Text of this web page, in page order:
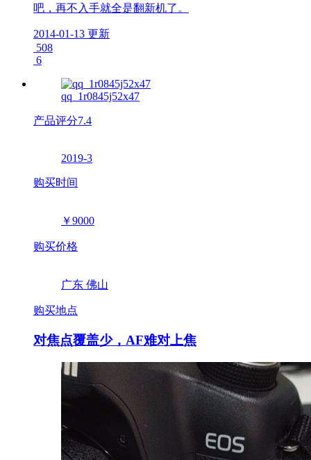
吧，再不入手就全是翻新机了。
2014-01-13 更新
508
6
qq_1r0845j52x47
产品评分7.4
2019-3
购买时间
￥9000
购买价格
广东 佛山
购买地点
对焦点覆盖少，AF难对上焦